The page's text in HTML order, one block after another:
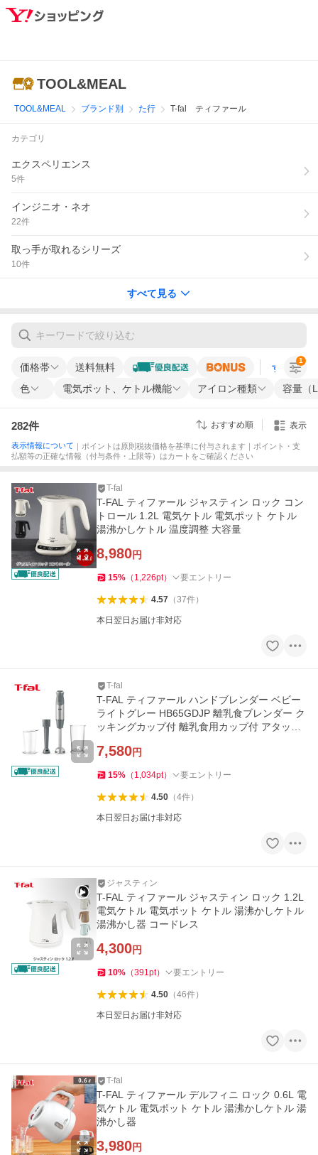
TOOL&MEAL
TOOL&MEAL ブランド別 た行 T-fal ティファール
カテゴリ
エクスペリエンス
5件
インジニオ・ネオ
22件
取っ手が取れるシリーズ
10件
すべて見る
価格帯 送料無料 すべての条
色 電気ポット、ケトル機能 アイロン種類 容量（
1
282件 おすすめ順 表示
表示情報について ｜ポイントは原則税抜価格を基準に付与されます｜ポイント・支
払額等の正確な情報（付与条件・上限等）はカートをご確認ください
T-fal
T-FAL ティファール ジャスティン ロック コン
トロール 1.2L 電気ケトル 電気ポット ケトル
湯沸かしケトル 温度調整 大容量
8,980円
15% （ 1,226pt） 要エントリー
4.57（37件）
本日翌日お届け非対応
T-fal
T-FAL ティファール ハンドブレンダー ベビー
ライトグレー HB65GDJP 離乳食ブレンダー ク
ッキングカップ付 離乳食用カップ付 アタッチ
7,580円
15% （ 1,034pt） 要エントリー
4.50（4件）
本日翌日お届け非対応
ジャスティン
T-FAL ティファール ジャスティン ロック 1.2L
電気ケトル 電気ポット ケトル 湯沸かしケトル
湯沸かし器 コードレス
4,300円
10% （391pt） 要エントリー
4.50（46件）
本日翌日お届け非対応
T-fal
T-FAL ティファール デルフィニ ロック 0.6L 電
気ケトル 電気ポット ケトル 湯沸かしケトル 湯
沸かし器
3,980円